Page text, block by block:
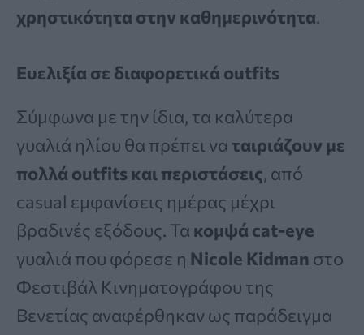
χρηστικότητα στην καθημερινότητα.
Ευελιξία σε διαφορετικά outfits
Σύμφωνα με την ίδια, τα καλύτερα
γυαλιά ηλίου θα πρέπει ναταιριάζουν με
πολλά outfits και περιστάσεις, από
casual εμφανίσεις ημέρας μέχρι
βραδινές εξόδους. Τα κομψά cat-eye
γυαλιά που φόρεσε η Nicole Kidman στο
Φεστιβάλ Κινηματογράφου της
Βενετίας αναφέρθηκαν ως παράδειγμα